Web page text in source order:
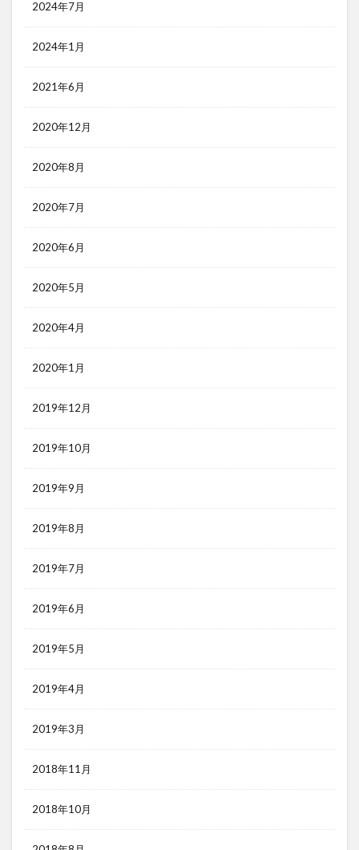
2024年7月
2024年1月
2021年6月
2020年12月
2020年8月
2020年7月
2020年6月
2020年5月
2020年4月
2020年1月
2019年12月
2019年10月
2019年9月
2019年8月
2019年7月
2019年6月
2019年5月
2019年4月
2019年3月
2018年11月
2018年10月